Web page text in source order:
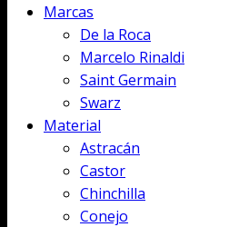
Marcas
De la Roca
Marcelo Rinaldi
Saint Germain
Swarz
Material
Astracán
Castor
Chinchilla
Conejo